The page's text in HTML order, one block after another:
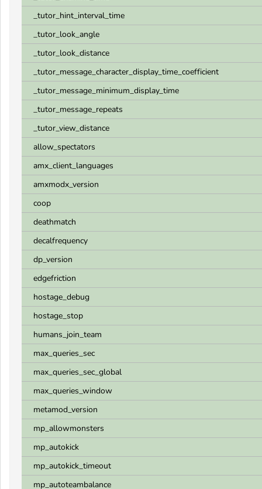
_tutor_hint_interval_time
_tutor_look_angle
_tutor_look_distance
_tutor_message_character_display_time_coefficient
_tutor_message_minimum_display_time
_tutor_message_repeats
_tutor_view_distance
allow_spectators
amx_client_languages
amxmodx_version
coop
deathmatch
decalfrequency
dp_version
edgefriction
hostage_debug
hostage_stop
humans_join_team
max_queries_sec
max_queries_sec_global
max_queries_window
metamod_version
mp_allowmonsters
mp_autokick
mp_autokick_timeout
mp_autoteambalance